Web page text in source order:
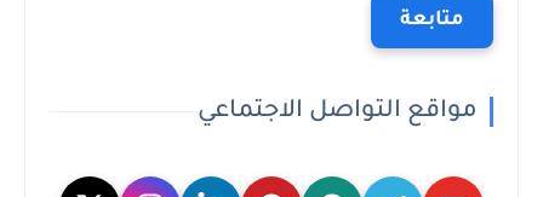
متابعة
مواقع التواصل الاجتماعي